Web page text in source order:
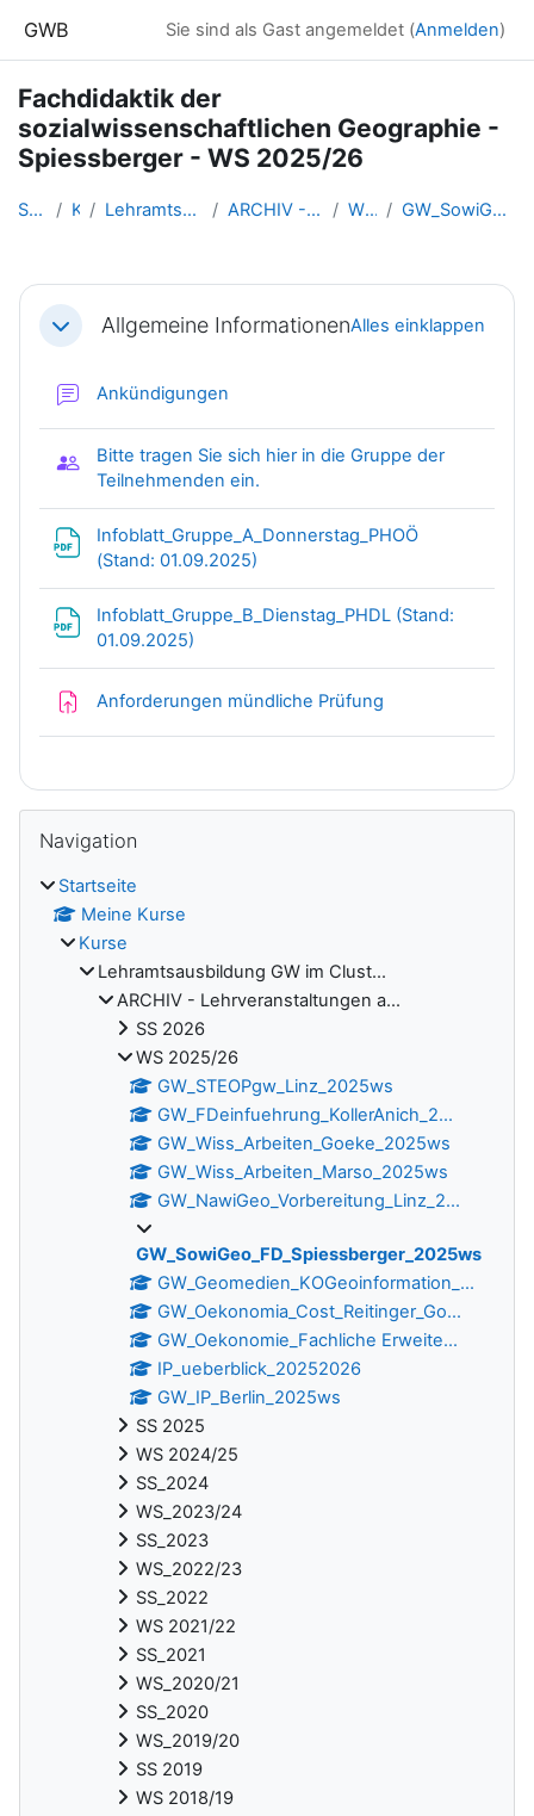
GWB Sie sind als Gast angemeldet (Anmelden)
Fachdidaktik der
sozialwissenschaftlichen Geographie -
Spiessberger - WS 2025/26
Startseite Kurse Lehramtsausbildung GW im Clust... ARCHIV - Lehrveranstaltungen a... WS 2025/26 GW_SowiGeo_FD_Spiessberger_2025ws
Abschnittsübersicht
EinklappenAllgemeine InformationenAlles einklappen
Ankündigungen
Bitte tragen Sie sich hier in die Gruppe der
Teilnehmenden ein.
Infoblatt_Gruppe_A_Donnerstag_PHOÖ
(Stand: 01.09.2025)
Infoblatt_Gruppe_B_Dienstag_PHDL (Stand:
01.09.2025)
Anforderungen mündliche Prüfung
Blöcke
Navigation
Startseite
Meine Kurse
Kurse
Lehramtsausbildung GW im Clust...
ARCHIV - Lehrveranstaltungen a...
SS 2026
WS 2025/26
GW_STEOPgw_Linz_2025ws
GW_FDeinfuehrung_KollerAnich_2...
GW_Wiss_Arbeiten_Goeke_2025ws
GW_Wiss_Arbeiten_Marso_2025ws
GW_NawiGeo_Vorbereitung_Linz_2...
GW_SowiGeo_FD_Spiessberger_2025ws
GW_Geomedien_KOGeoinformation_...
GW_Oekonomia_Cost_Reitinger_Go...
GW_Oekonomie_Fachliche Erweite...
IP_ueberblick_20252026
GW_IP_Berlin_2025ws
SS 2025
WS 2024/25
SS_2024
WS_2023/24
SS_2023
WS_2022/23
SS_2022
WS 2021/22
SS_2021
WS_2020/21
SS_2020
WS_2019/20
SS 2019
WS 2018/19